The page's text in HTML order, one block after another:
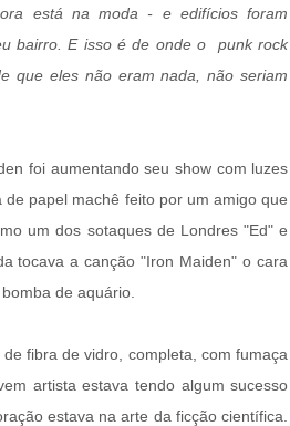
está na moda - e edifícios foram
bairro. E isso é de onde o punk rock
que eles não eram nada, não seriam
foi aumentando seu show com luzes
papel machê feito por um amigo que
um dos sotaques de Londres "Ed" e
tocava a canção "Iron Maiden" o cara
de aquário.
fibra de vidro, completa, com fumaça
artista estava tendo algum sucesso
estava na arte da ficção científica.